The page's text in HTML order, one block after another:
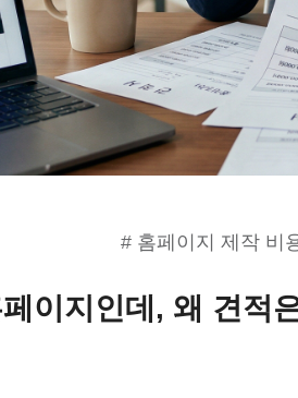
# 홈페이지 제작 비
이지인데, 왜 견적